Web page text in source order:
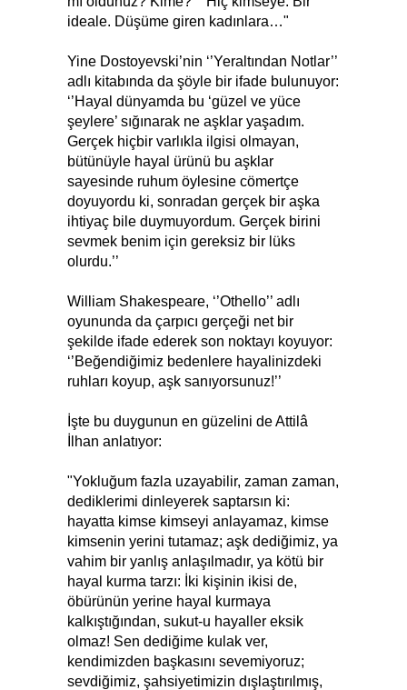
ideale. Düşüme giren kadınlara…"
Yine Dostoyevski’nin ‘’Yeraltından Notlar’’
adlı kitabında da şöyle bir ifade bulunuyor:
‘’Hayal dünyamda bu ‘güzel ve yüce
şeylere’ sığınarak ne aşklar yaşadım.
Gerçek hiçbir varlıkla ilgisi olmayan,
bütünüyle hayal ürünü bu aşklar
sayesinde ruhum öylesine cömertçe
doyuyordu ki, sonradan gerçek bir aşka
ihtiyaç bile duymuyordum. Gerçek birini
sevmek benim için gereksiz bir lüks
olurdu.’’
William Shakespeare, ‘’Othello’’ adlı
oyununda da çarpıcı gerçeği net bir
şekilde ifade ederek son noktayı koyuyor:
‘’Beğendiğimiz bedenlere hayalinizdeki
ruhları koyup, aşk sanıyorsunuz!’’
İşte bu duygunun en güzelini de Attilâ
İlhan anlatıyor:
"Yokluğum fazla uzayabilir, zaman zaman,
dediklerimi dinleyerek saptarsın ki:
hayatta kimse kimseyi anlayamaz, kimse
kimsenin yerini tutamaz; aşk dediğimiz, ya
vahim bir yanlış anlaşılmadır, ya kötü bir
hayal kurma tarzı: İki kişinin ikisi de,
öbürünün yerine hayal kurmaya
kalkıştığından, sukut-u hayaller eksik
olmaz! Sen dediğime kulak ver,
kendimizden başkasını sevemiyoruz;
sevdiğimiz, şahsiyetimizin dışlaştırılmış,